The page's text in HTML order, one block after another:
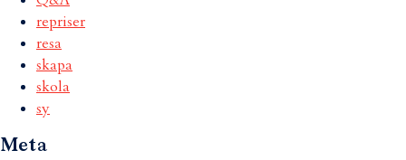
repriser
resa
skapa
skola
sy
Meta